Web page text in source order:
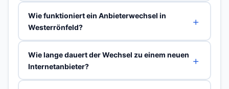
Wie funktioniert ein Anbieterwechsel in
Westerrönfeld?
Wie lange dauert der Wechsel zu einem neuen
Internetanbieter?